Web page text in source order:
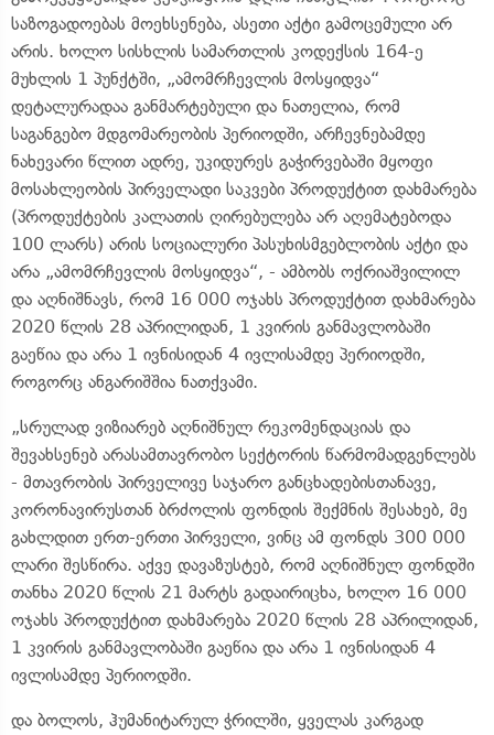
საზოგადოებას მოეხსენება, ასეთი აქტი გამოცემული არ
არის. ხოლო სისხლის სამართლის კოდექსის 164-ე
მუხლის 1 პუნქტში, „ამომრჩევლის მოსყიდვა“
დეტალურადაა განმარტებული და ნათელია, რომ
საგანგებო მდგომარეობის პერიოდში, არჩევნებამდე
ნახევარი წლით ადრე, უკიდურეს გაჭირვებაში მყოფი
მოსახლეობის პირველადი საკვები პროდუქტით დახმარება
(პროდუქტების კალათის ღირებულება არ აღემატებოდა
100 ლარს) არის სოციალური პასუხისმგებლობის აქტი და
არა „ამომრჩევლის მოსყიდვა“, - ამბობს ოქრიაშვილილ
და აღნიშნავს, რომ 16 000 ოჯახს პროდუქტით დახმარება
2020 წლის 28 აპრილიდან, 1 კვირის განმავლობაში
გაეწია და არა 1 ივნისიდან 4 ივლისამდე პერიოდში,
როგორც ანგარიშშია ნათქვამი.
„სრულად ვიზიარებ აღნიშნულ რეკომენდაციას და
შევახსენებ არასამთავრობო სექტორის წარმომადგენლებს
- მთავრობის პირველივე საჯარო განცხადებისთანავე,
კორონავირუსთან ბრძოლის ფონდის შექმნის შესახებ, მე
გახლდით ერთ-ერთი პირველი, ვინც ამ ფონდს 300 000
ლარი შესწირა. აქვე დავაზუსტებ, რომ აღნიშნულ ფონდში
თანხა 2020 წლის 21 მარტს გადაირიცხა, ხოლო 16 000
ოჯახს პროდუქტით დახმარება 2020 წლის 28 აპრილიდან,
1 კვირის განმავლობაში გაეწია და არა 1 ივნისიდან 4
ივლისამდე პერიოდში.
და ბოლოს, ჰუმანიტარულ ჭრილში, ყველას კარგად